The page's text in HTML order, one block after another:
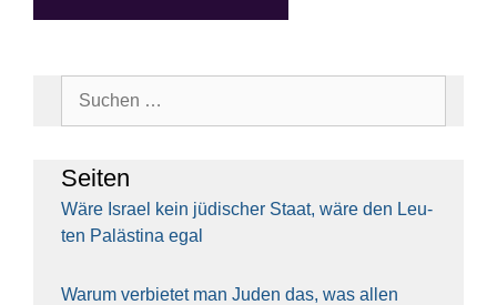
Sei­ten
Wäre Isra­el kein jüdi­scher Staat, wäre den Leu­
ten Paläs­ti­na egal
War­um ver­bie­tet man Juden das, was allen